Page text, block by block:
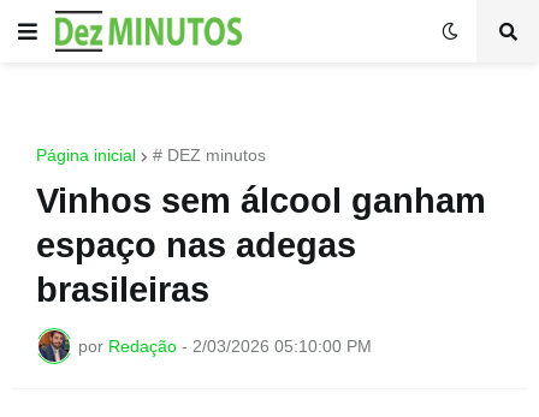
Página inicial # DEZ minutos
Vinhos sem álcool ganham
espaço nas adegas
brasileiras
por Redação - 2/03/2026 05:10:00 PM